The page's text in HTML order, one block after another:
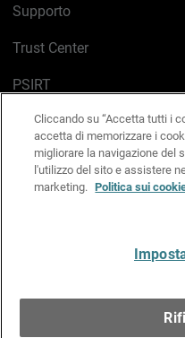
Supporto
Trust Center
PSIRT
Politica sui cookie
Informativa sulla privacy
Kit Media & Brand
Cliccando su “Accetta tutti i
accetta di memorizzare i
migliorare la navigazione del
l'utilizzo del sito e assistere
marketing. Politica sui